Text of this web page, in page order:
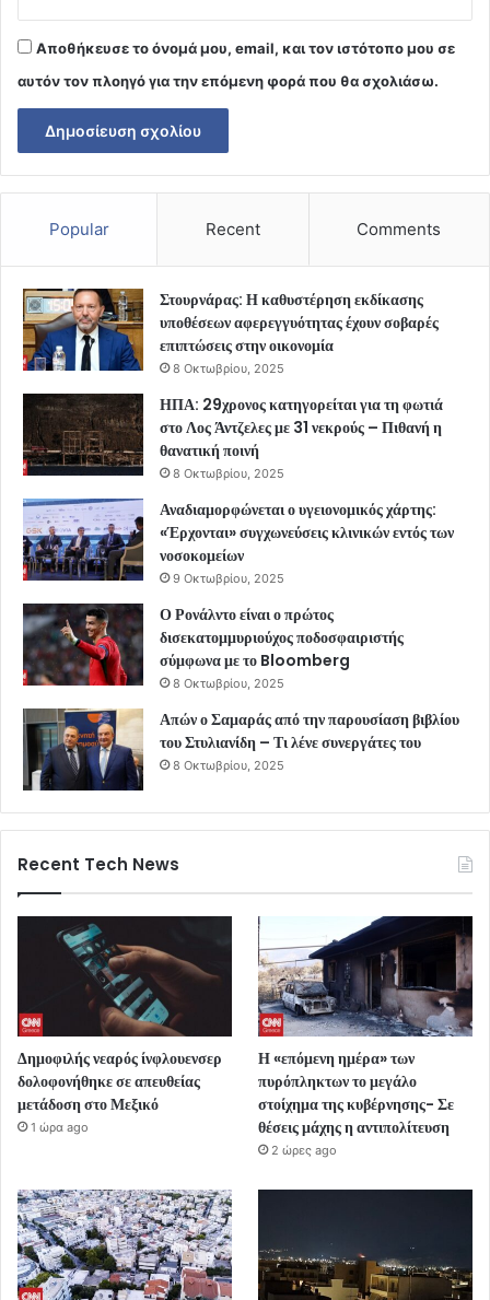
Αποθήκευσε το όνομά μου, email, και τον ιστότοπο μου σε
αυτόν τον πλοηγό για την επόμενη φορά που θα σχολιάσω.
Popular Recent Comments
Στουρνάρας: Η καθυστέρηση εκδίκασης
υποθέσεων αφερεγγυότητας έχουν σοβαρές
επιπτώσεις στην οικονομία
8 Οκτωβρίου, 2025
ΗΠΑ: 29χρονος κατηγορείται για τη φωτιά
στο Λος Άντζελες με 31 νεκρούς – Πιθανή η
θανατική ποινή
8 Οκτωβρίου, 2025
Αναδιαμορφώνεται ο υγειονομικός χάρτης:
«Έρχονται» συγχωνεύσεις κλινικών εντός των
νοσοκομείων
9 Οκτωβρίου, 2025
Ο Ρονάλντο είναι ο πρώτος
δισεκατομμυριούχος ποδοσφαιριστής
σύμφωνα με το Bloomberg
8 Οκτωβρίου, 2025
Απών ο Σαμαράς από την παρουσίαση βιβλίου
του Στυλιανίδη – Τι λένε συνεργάτες του
8 Οκτωβρίου, 2025
Recent Tech News
Δημοφιλής νεαρός ίνφλουενσερ
δολοφονήθηκε σε απευθείας
μετάδοση στο Μεξικό
1 ώρα ago
Η «επόμενη ημέρα» των
πυρόπληκτων το μεγάλο
στοίχημα της κυβέρνησης- Σε
θέσεις μάχης η αντιπολίτευση
2 ώρες ago